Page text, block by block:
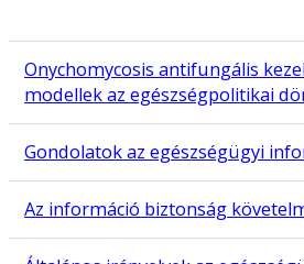
Onychomycosis antifungális
modellek az egészségpolitikai
Gondolatok az egészségügyi
Az információ biztonság